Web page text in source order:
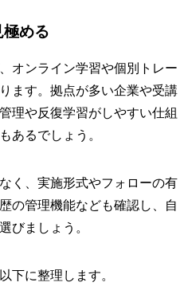
極める
オンライン学習や個別トレー
ます。拠点が多い企業や受講
理や反復学習がしやすい仕組
あるでしょう。
く、実施形式やフォローの有
の管理機能なども確認し、自
びましょう。
下に整理します。